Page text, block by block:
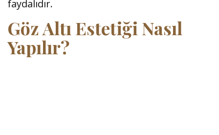
faydalıdır.
Göz Altı Estetiği Nasıl
Yapılır?